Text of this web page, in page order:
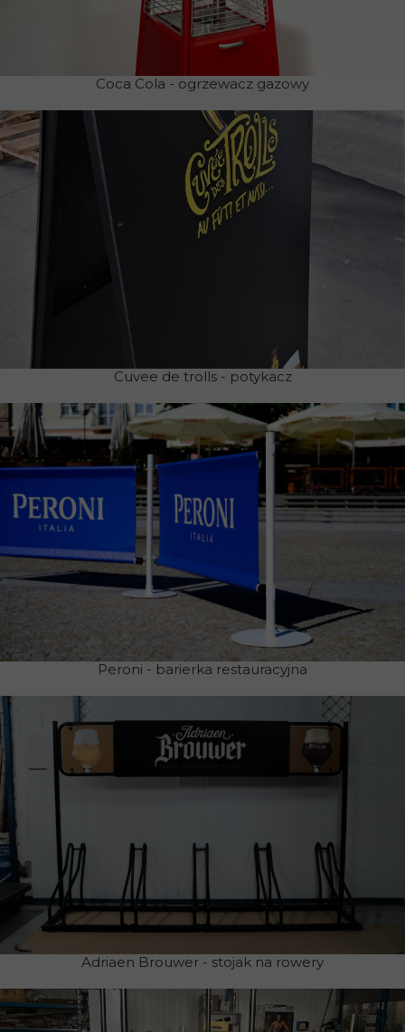
Coca Cola - ogrzewacz gazowy
Cuvee de trolls - potykacz
Peroni - barierka restauracyjna
Adriaen Brouwer - stojak na rowery